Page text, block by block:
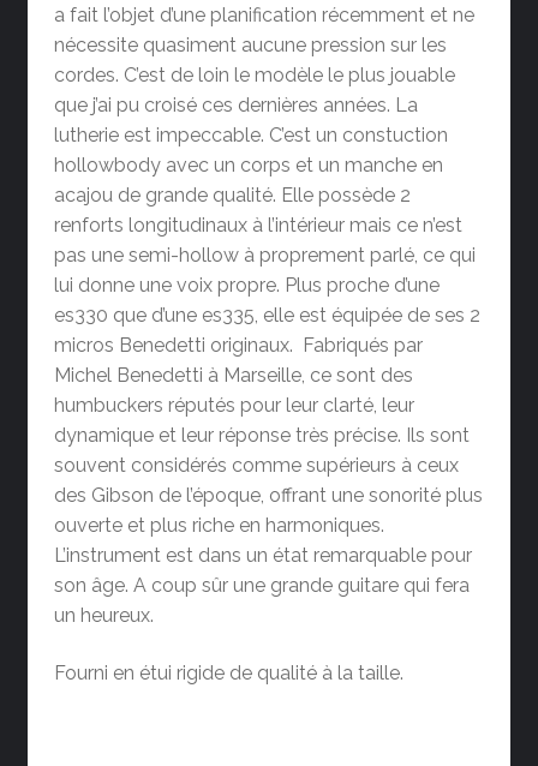
a fait l’objet d’une planification récemment et ne
nécessite quasiment aucune pression sur les
cordes. C’est de loin le modèle le plus jouable
que j’ai pu croisé ces dernières années. La
lutherie est impeccable. C’est un constuction
hollowbody avec un corps et un manche en
acajou de grande qualité. Elle possède 2
renforts longitudinaux à l’intérieur mais ce n’est
pas une semi-hollow à proprement parlé, ce qui
lui donne une voix propre. Plus proche d’une
es330 que d’une es335, elle est équipée de ses 2
micros Benedetti originaux. Fabriqués par
Michel Benedetti à Marseille, ce sont des
humbuckers réputés pour leur clarté, leur
dynamique et leur réponse très précise. Ils sont
souvent considérés comme supérieurs à ceux
des Gibson de l’époque, offrant une sonorité plus
ouverte et plus riche en harmoniques.
L’instrument est dans un état remarquable pour
son âge. A coup sûr une grande guitare qui fera
un heureux.
Fourni en étui rigide de qualité à la taille.